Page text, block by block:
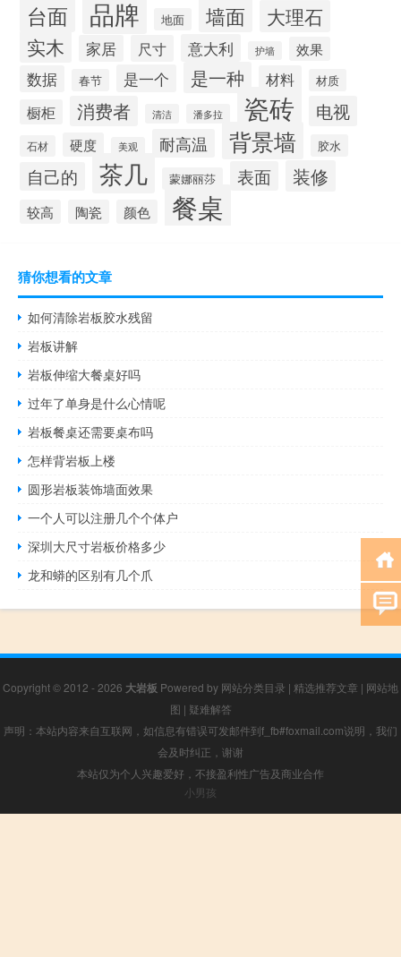
台面 品牌 地面 墙面
大理石
实木
家居 尺寸 意大利 护墙 效果
数据 春节 是一个 是一种 材料 材质
橱柜 消费者 清洁 潘多拉 瓷砖 电视
石材 硬度 美观 耐高温 背景墙 胶水
自己的 茶几 蒙娜丽莎 表面 装修
较高 陶瓷 颜色 餐桌
猜你想看的文章
如何清除岩板胶水残留
岩板讲解
岩板伸缩大餐桌好吗
过年了单身是什么心情呢
岩板餐桌还需要桌布吗
怎样背岩板上楼
圆形岩板装饰墙面效果
一个人可以注册几个个体户
深圳大尺寸岩板价格多少
龙和蟒的区别有几个爪
Copyright © 2012 - 2026 大岩板 Powered by 网站分类目录 | 精选推荐文章 | 网站地
图 | 疑难解答
声明：本站内容来自互联网，如信息有错误可发邮件到f_fb#foxmail.com说明，我们
会及时纠正，谢谢
本站仅为个人兴趣爱好，不接盈利性广告及商业合作
小男孩